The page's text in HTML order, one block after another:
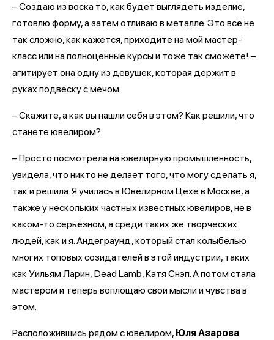
– Создаю из воска то, как будет выглядеть изделие,
готовлю форму, а затем отливаю в металле. Это всё не
так сложно, как кажется, приходите на мой мастер-
класс или на полноценные курсы и тоже так сможете! –
агитирует она одну из девушек, которая держит в
руках подвеску с мечом.
– Скажите, а как вы нашли себя в этом? Как решили, что
станете ювелиром?
– Просто посмотрела на ювелирную промышленность,
увидела, что никто не делает того, что могу сделать я,
так и решила. Я училась в Ювелирном Цехе в Москве, а
также у нескольких частных известных ювелиров, не в
каком-то серьёзном, а среди таких же творческих
людей, как и я. Андеграунд, который стал колыбелью
многих топовых созидателей в этой индустрии, таких
как Уильям Ларин, Dead Lamb, Катя Снэп. А потом стала
мастером и теперь воплощаю свои мысли и чувства в
этом.
Расположившись рядом с ювелиром, Юля Азарова